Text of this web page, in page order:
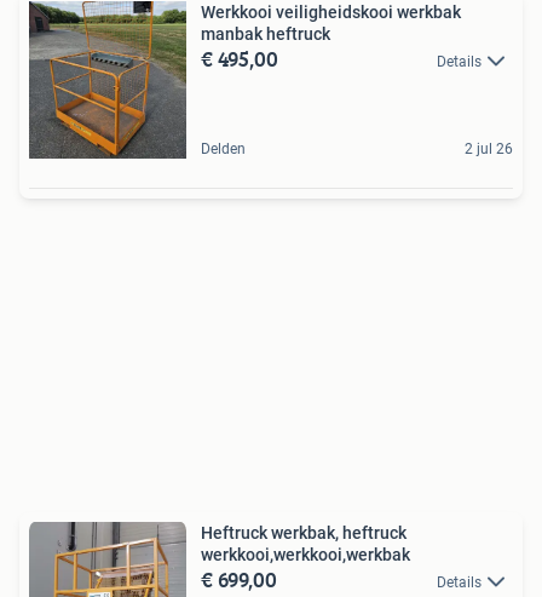
Werkkooi veiligheidskooi werkbak
manbak heftruck
€ 495,00 Details
Delden 2 jul 26
Heftruck werkbak, heftruck
werkkooi,werkkooi,werkbak
€ 699,00 Details